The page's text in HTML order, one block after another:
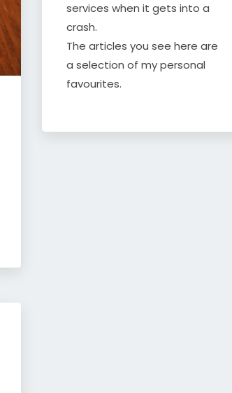
services when it gets into a
crash.
The articles you see here are
a selection of my personal
favourites.